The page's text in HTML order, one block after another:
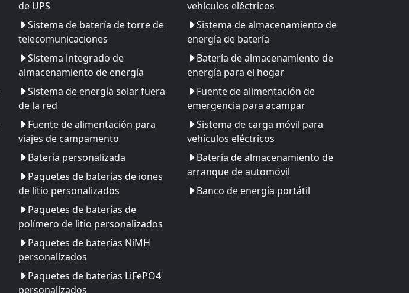
de UPS
Sistema de batería de torre de
telecomunicaciones
Sistema integrado de
almacenamiento de energía
Sistema de energía solar fuera
de la red
Fuente de alimentación para
viajes de campamento
Batería personalizada
Paquetes de baterías de iones
de litio personalizados
Paquetes de baterías de
polímero de litio personalizados
Paquetes de baterías NiMH
personalizados
Paquetes de baterías LiFePO4
personalizados
vehículos eléctricos
Sistema de almacenamiento de
energía de batería
Batería de almacenamiento de
energía para el hogar
Fuente de alimentación de
emergencia para acampar
Sistema de carga móvil para
vehículos eléctricos
Batería de almacenamiento de
arranque de automóvil
Banco de energía portátil